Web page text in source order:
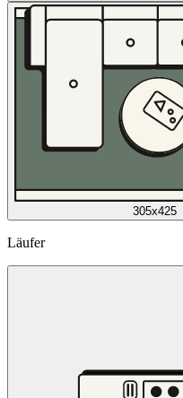
305x425
Läufer